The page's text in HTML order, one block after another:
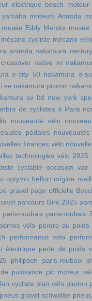
électrique bosch
moteur
moteurs Ananda
musée Eddy Merckx
mécano cycliste mécano vélo
ananda nakamura
native xv
e-city 50 nakamura e-
ve nakamura promo
xv ltd
new york
de cyclistes à Paris
nouveauté vélo
pédales
finances vélo
technologies vélo 2025
cyclable
occasion vae
optymo belfort origine
gravel page officielle
parcours Giro 2025
paris-roubaix paris-roubaix
vélo perdre du poids
performance vélo
électrique perte de poids
philipsen paris-roubaix
puissance pic moteur
cycliste plan vélo plurion
pneus gravel schwalbe